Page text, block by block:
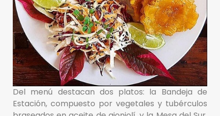
Del menú destacan dos platos: la Bandeja de
Estación, compuesto por vegetales y tubérculos